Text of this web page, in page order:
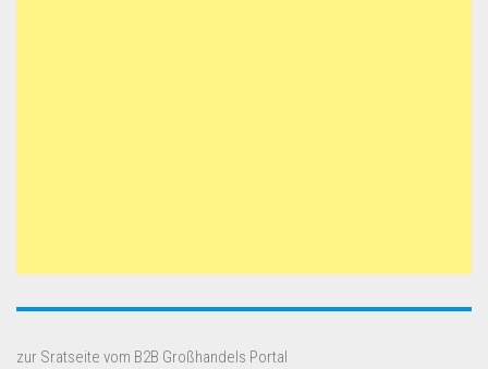
zur Sratseite vom B2B Großhandels Portal